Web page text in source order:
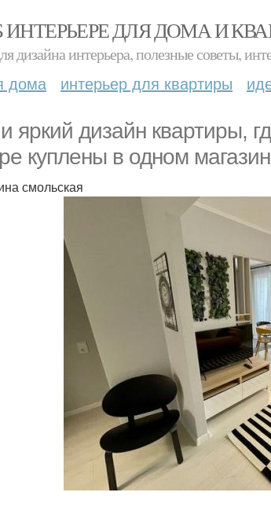
ИНТЕРЬЕРЕ ДЛЯ ДОМА И
дизайна интерьера, полезные советы,
дома интерьер для квартиры
яркий дизайн квартиры,
куплены в одном
смольская